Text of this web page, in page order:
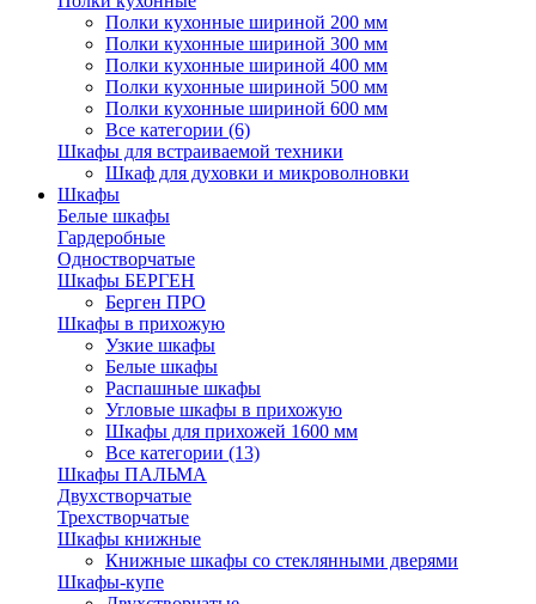
Полки кухонные шириной 200 мм
Полки кухонные шириной 300 мм
Полки кухонные шириной 400 мм
Полки кухонные шириной 500 мм
Полки кухонные шириной 600 мм
Все категории (6)
Шкафы для встраиваемой техники
Шкаф для духовки и микроволновки
Шкафы
Белые шкафы
Гардеробные
Одностворчатые
Шкафы БЕРГЕН
Берген ПРО
Шкафы в прихожую
Узкие шкафы
Белые шкафы
Распашные шкафы
Угловые шкафы в прихожую
Шкафы для прихожей 1600 мм
Все категории (13)
Шкафы ПАЛЬМА
Двухстворчатые
Трехстворчатые
Шкафы книжные
Книжные шкафы со стеклянными дверями
Шкафы-купе